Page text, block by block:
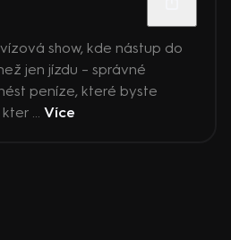
show, kde nástup do
jen jízdu – správné
peníze, které byste
... Více